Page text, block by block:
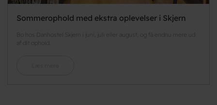
Sommerophold med ekstra oplevelser i Skjern
Bo hos Danhostel Skjern i juni, juli eller august, og få endnu mere ud
af dit ophold.